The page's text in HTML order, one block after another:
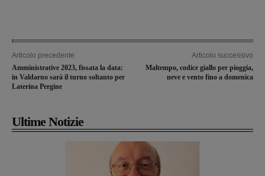
Articolo precedente
Amministrative 2023, fissata la data:
in Valdarno sarà il turno soltanto per
Laterina Pergine
Articolo successivo
Maltempo, codice giallo per pioggia,
neve e vento fino a domenica
Ultime Notizie